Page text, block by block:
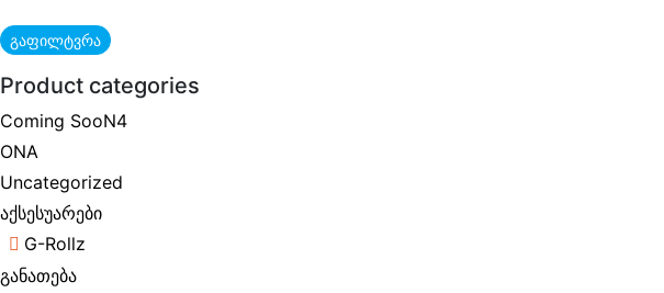
გაფილტვრა
Product categories
Coming SooN4
ONA
Uncategorized
აქსესუარები
G-Rollz
განათება